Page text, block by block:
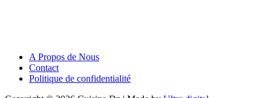
A Propos de Nous
Contact
Politique de confidentialité